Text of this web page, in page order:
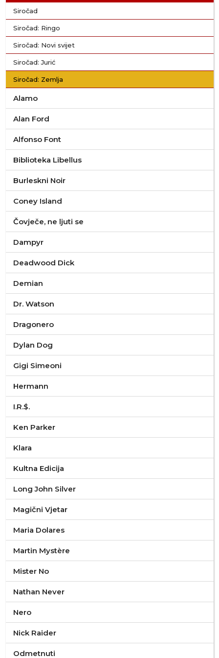
Siročad
Siročad: Ringo
Siročad: Novi svijet
Siročad: Jurić
Siročad: Zemlja
Alamo
Alan Ford
Alfonso Font
Biblioteka Libellus
Burleskni Noir
Coney Island
Čovječe, ne ljuti se
Dampyr
Deadwood Dick
Demian
Dr. Watson
Dragonero
Dylan Dog
Gigi Simeoni
Hermann
I.R.$.
Ken Parker
Klara
Kultna Edicija
Long John Silver
Magični Vjetar
Maria Dolares
Martin Mystère
Mister No
Nathan Never
Nero
Nick Raider
Odmetnuti